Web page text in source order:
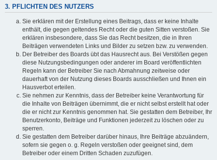
3. PFLICHTEN DES NUTZERS
Sie erklären mit der Erstellung eines Beitrags, dass er keine Inhalte
enthält, die gegen geltendes Recht oder die guten Sitten verstoßen. Sie
erklären insbesondere, dass Sie das Recht besitzen, die in Ihren
Beiträgen verwendeten Links und Bilder zu setzen bzw. zu verwenden.
Der Betreiber des Boards übt das Hausrecht aus. Bei Verstößen gegen
diese Nutzungsbedingungen oder anderer im Board veröffentlichten
Regeln kann der Betreiber Sie nach Abmahnung zeitweise oder
dauerhaft von der Nutzung dieses Boards ausschließen und Ihnen ein
Hausverbot erteilen.
Sie nehmen zur Kenntnis, dass der Betreiber keine Verantwortung für
die Inhalte von Beiträgen übernimmt, die er nicht selbst erstellt hat oder
die er nicht zur Kenntnis genommen hat. Sie gestatten dem Betreiber, Ihr
Benutzerkonto, Beiträge und Funktionen jederzeit zu löschen oder zu
sperren.
Sie gestatten dem Betreiber darüber hinaus, Ihre Beiträge abzuändern,
sofern sie gegen o. g. Regeln verstoßen oder geeignet sind, dem
Betreiber oder einem Dritten Schaden zuzufügen.